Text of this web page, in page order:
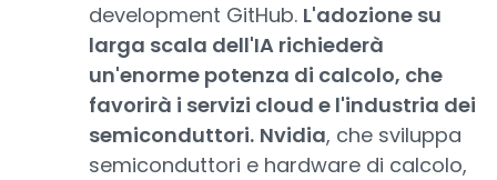
development GitHub. L'adozione su
larga scala dell'IA richiederà
un'enorme potenza di calcolo, che
favorirà i servizi cloud e l'industria dei
semiconduttori. Nvidia, che sviluppa
semiconduttori e hardware di calcolo,